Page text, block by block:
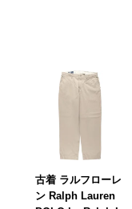
古着 ラルフローレ
ン Ralph Lauren